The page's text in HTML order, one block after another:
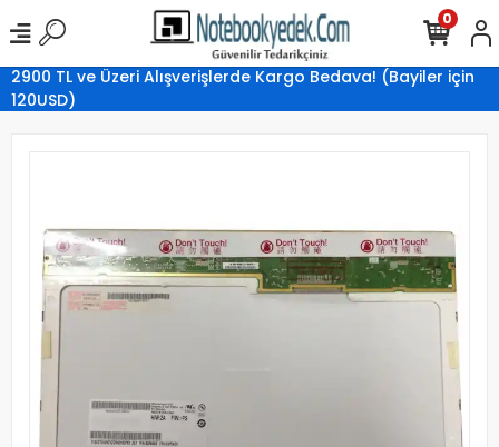
2900 TL ve Üzeri Alışverişlerde Kargo Bedava! (Bayiler için
120USD)
0